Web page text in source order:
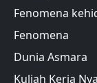
Fenomena
Fenomena
Dunia Asmara
Kuliah Kerja